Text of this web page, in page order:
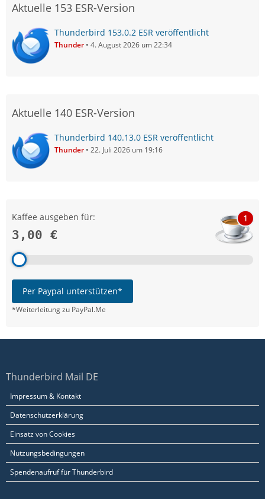
Aktuelle 153 ESR-Version
Thunderbird 153.0.2 ESR veröffentlicht
Thunder 4. August 2026 um 22:34
Aktuelle 140 ESR-Version
Thunderbird 140.13.0 ESR veröffentlicht
Thunder 22. Juli 2026 um 19:16
Kaffee ausgeben für:
3,00 €
1
Per Paypal unterstützen*
*Weiterleitung zu PayPal.Me
Thunderbird Mail DE
Impressum & Kontakt
Datenschutzerklärung
Einsatz von Cookies
Nutzungsbedingungen
Spendenaufruf für Thunderbird